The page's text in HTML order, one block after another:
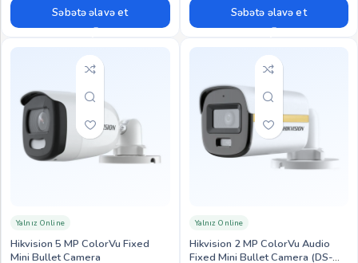
Səbətə əlavə et Səbətə əlavə et
Hikvision 5 MP ColorVu Fixed
Mini Bullet Camera
Yalnız Online
Hikvision 2 MP ColorVu Audio
Fixed Mini Bullet Camera (DS-
Yalnız Online